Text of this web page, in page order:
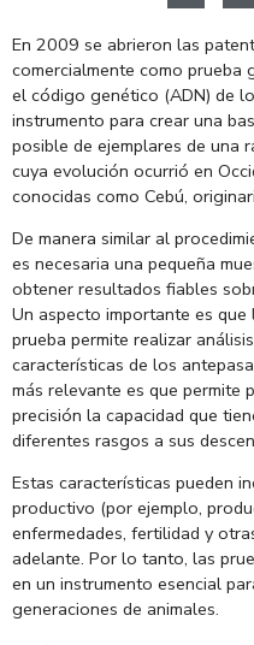
En 2009 se abrieron las
comercialmente como prueba
el código genético (ADN) de
instrumento para crear una
posible de ejemplares de una
cuya evolución ocurrió en
conocidas como Cebú,
De manera similar al
es necesaria una pequeña
obtener resultados fiables
Un aspecto importante es
prueba permite realizar
características de los
más relevante es que permite
precisión la capacidad que
diferentes rasgos a sus
Estas características pueden
productivo (por ejemplo,
enfermedades, fertilidad y
adelante. Por lo tanto, las
en un instrumento esencial
generaciones de animales.